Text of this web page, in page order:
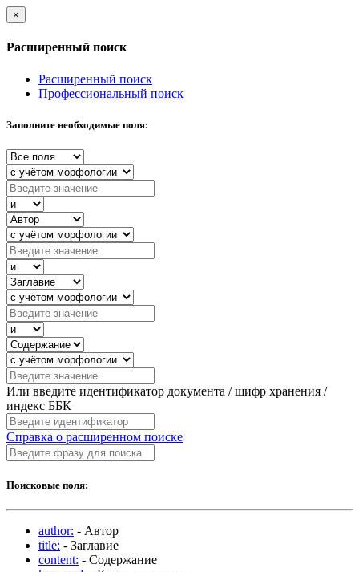
×
Расширенный поиск
Расширенный поиск
Профессиональный поиск
Заполните необходимые поля:
Или введите идентификатор документа / шифр хранения /
индекс ББК
Справка о расширенном поиске
Поисковые поля:
author: - Автор
title: - Заглавие
content: - Содержание